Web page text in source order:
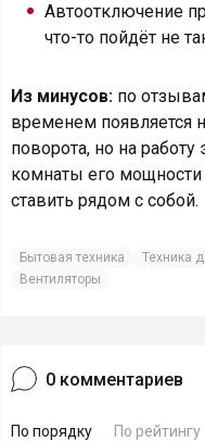
Автоотключение
что-то пойдёт не
Из минусов: по
временем
поворота, но на
комнаты его
ставить рядом с собой.
Бытовая техника Техника
Вентиляторы
0 комментариев
По порядку По рейтингу